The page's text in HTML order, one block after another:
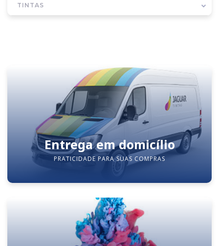
TINTAS
Entrega em domicílio
PRATICIDADE PARA SUAS COMPRAS